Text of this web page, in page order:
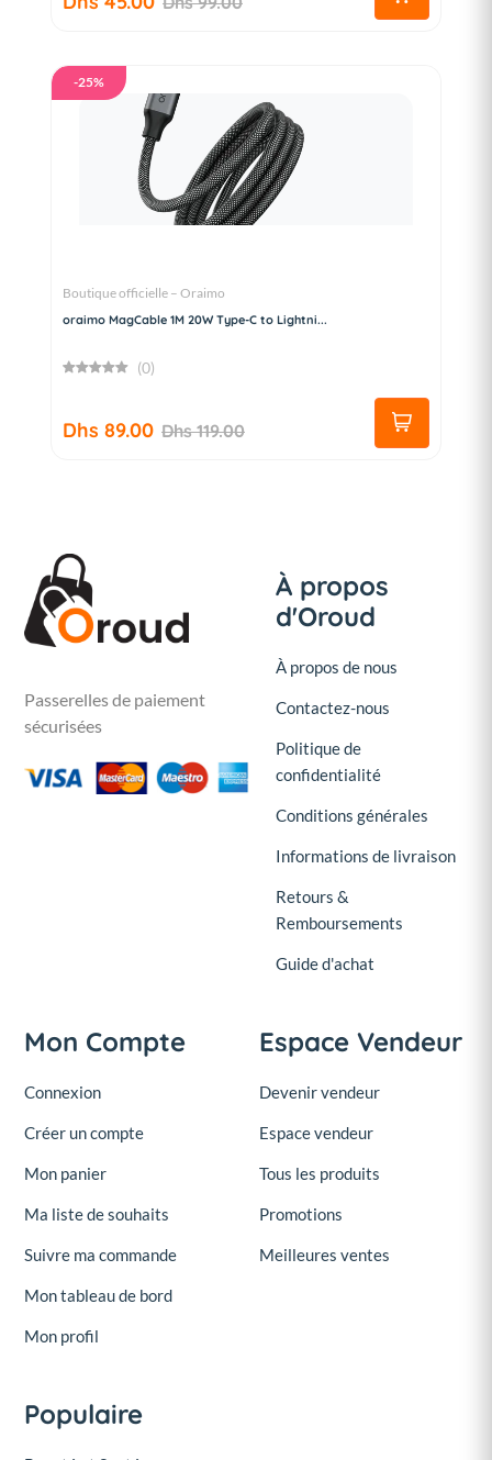
-25%
Boutique officielle – Oraimo
oraimo MagCable 1M 20W Type-C to Lightni...
(0)
Dhs 89.00 Dhs 119.00
Passerelles de paiement
sécurisées
À propos
d'Oroud
À propos de nous
Contactez-nous
Politique de
confidentialité
Conditions générales
Informations de livraison
Retours &
Remboursements
Guide d'achat
Mon Compte
Connexion
Créer un compte
Mon panier
Ma liste de souhaits
Suivre ma commande
Mon tableau de bord
Mon profil
Espace Vendeur
Devenir vendeur
Espace vendeur
Tous les produits
Promotions
Meilleures ventes
Populaire